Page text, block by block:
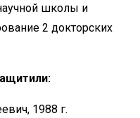
школы и
2 докторских
1988 г.